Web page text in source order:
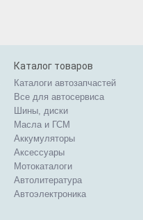
Каталог товаров
Каталоги автозапчастей
Все для автосервиса
Шины, диски
Масла и ГСМ
Аккумуляторы
Аксессуары
Мотокаталоги
Автолитература
Автоэлектроника